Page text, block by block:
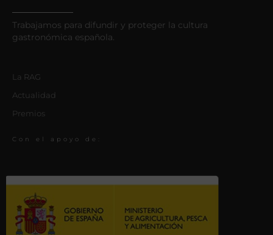
Trabajamos para difundir y proteger la cultura
gastronómica española.
La RAG
Actualidad
Premios
Con el apoyo de: